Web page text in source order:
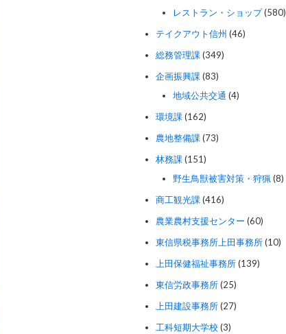
レストラン・ショップ(580)
テイクアウト信州 (46)
総務管理課(349)
企画振興課(83)
地域公共交通 (4)
環境課(162)
農地整備課(73)
林務課(151)
野生鳥獣被害対策・狩猟(8)
商工観光課(416)
農業農村支援センター (60)
東信県税事務所上田事務所(10)
上田保健福祉事務所(139)
東信労政事務所(25)
上田建設事務所(27)
工科短期大学校 (3)